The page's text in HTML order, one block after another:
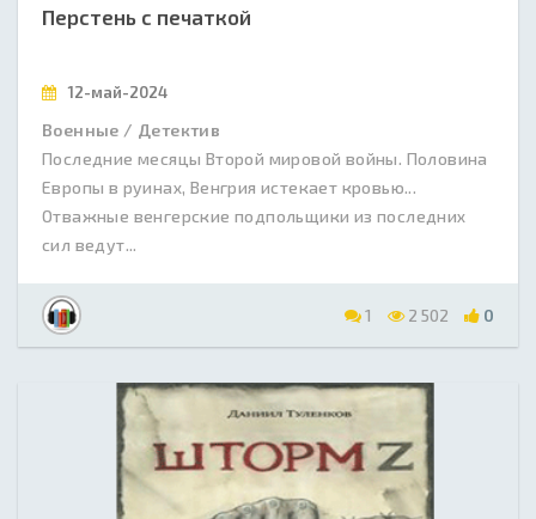
Перстень с печаткой
12-май-2024
Военные / Детектив
Последние месяцы Второй мировой войны. Половина
Европы в руинах, Венгрия истекает кровью...
Отважные венгерские подпольщики из последних
сил ведут...
1 2 502 0